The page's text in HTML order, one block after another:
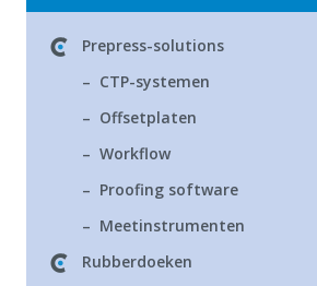
Prepress-solutions
– CTP-systemen
– Offsetplaten
– Workflow
– Proofing software
– Meetinstrumenten
Rubberdoeken